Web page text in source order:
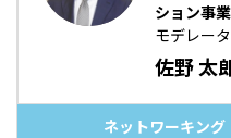
ション事
モデレー
佐野 太
ネットワーキン